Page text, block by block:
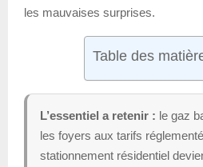
les mauvaises surprises.
Table des
L’essentiel a retenir : le gaz
les foyers aux tarifs
stationnement résidentiel